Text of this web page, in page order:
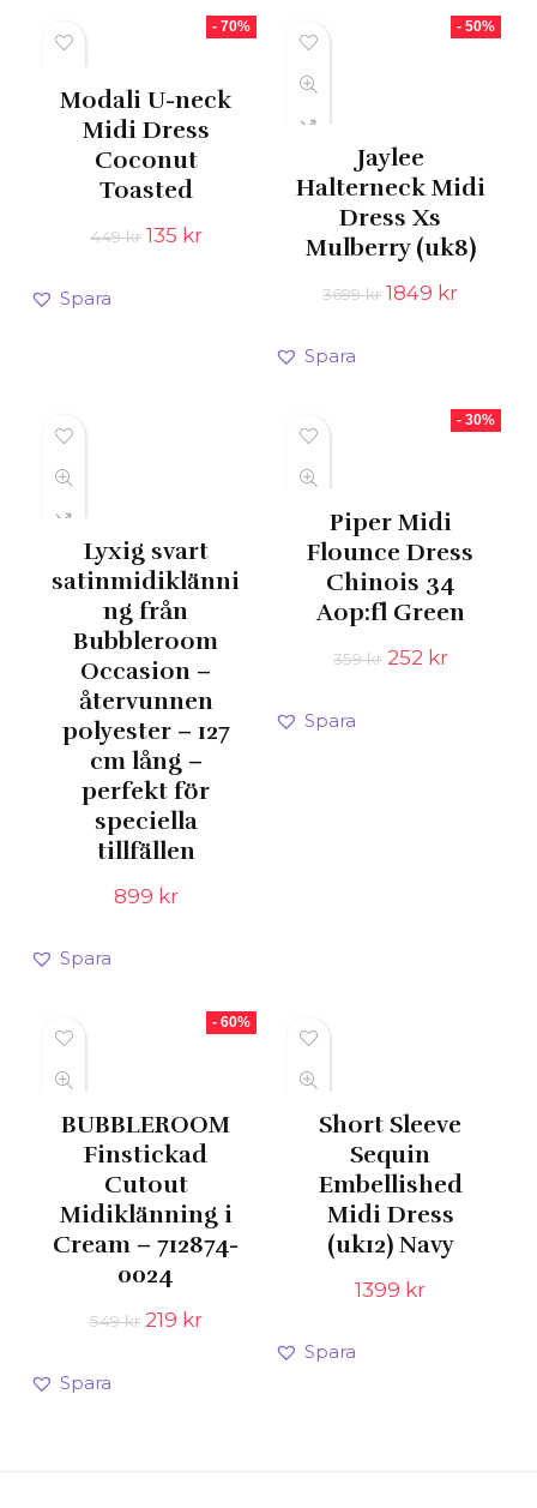
- 70%
Modali U-neck
Midi Dress
Coconut
Toasted
449kr Det
135 krDet
nuvarande
Spara
- 50%
Jaylee
Halterneck Midi
Dress Xs
Mulberry (uk8)
3699kr Det
1849 krDet
Spara
Lyxig svart
satinmidiklänni
ng från
Bubbleroom
Occasion –
återvunnen
polyester – 127
cm lång –
perfekt för
speciella
tillfällen
899 kr
Spara
- 30%
Piper Midi
Flounce Dress
Chinois 34
Aop:fl Green
359kr Det
252 krDet
Spara
- 60%
BUBBLEROOM
Finstickad
Cutout
Midiklänning i
Cream – 712874-
0024
549kr Det
ursprungliga
219 krDet
nuvarande
Spara
Short Sleeve
Sequin
Embellished
Midi Dress
(uk12) Navy
1399 kr
Spara